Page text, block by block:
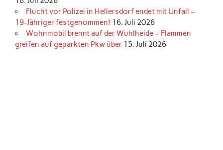
Flucht vor Polizei in Hellersdorf endet mit Unfall –
19-Jähriger festgenommen! 16. Juli 2026
Wohnmobil brennt auf der Wuhlheide – Flammen
greifen auf geparkten Pkw über 15. Juli 2026